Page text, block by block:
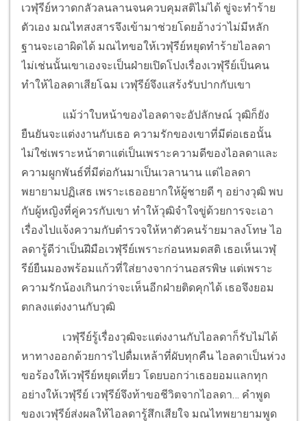
เวฬุรีย์หวาดกลัวลนลานจนควบคุมสติไม่ได้ ขู่จะทำร้าย
ตัวเอง มณไทสงสารจึงเข้ามาช่วยโดยอ้างว่าไม่มีหลัก
ฐานจะเอาผิดได้ มณไทขอให้เวฬุรีย์หยุดทำร้ายไอลดา
ไม่เช่นนั้นเขาเองจะเป็นฝ่ายเปิดโปงเรื่องเวฬุรีย์เป็นคน
ทำให้ไอลดาเสียโฉม เวฬุรีย์จึงแสร้งรับปากกับเขา
แม้ว่าใบหน้าของไอลดาจะอัปลักษณ์ วุฒิก็ยัง
ยืนยันจะแต่งงานกับเธอ ความรักของเขาที่มีต่อเธอนั้น
ไม่ใช่เพราะหน้าตาแต่เป็นเพราะความดีของไอลดาและ
ความผูกพันธ์ที่มีต่อกันมาเป็นเวลานาน แต่ไอลดา
พยายามปฏิเสธ เพราะเธออยากให้ผู้ชายดี ๆ อย่างวุฒิ พบ
กับผู้หญิงที่คู่ควรกับเขา ทำให้วุฒิจำใจขู่ด้วยการจะเอา
เรื่องไปแจ้งความกับตำรวจให้หาตัวคนร้ายมาลงโทษ ไอ
ลดารู้ดีว่าเป็นฝีมือเวฬุรีย์เพราะก่อนหมดสติ เธอเห็นเวฬุ
รีย์ยืนมองพร้อมแก้วที่ใส่ยางจากว่านอสรพิษ แต่เพราะ
ความรักน้องเกินกว่าจะเห็นอีกฝ่ายติดคุกได้ เธอจึงยอม
ตกลงแต่งงานกับวุฒิ
เวฬุรีย์รู้เรื่องวุฒิจะแต่งงานกับไอลดาก็รับไม่ได้
หาทางออกด้วยการไปดื่มเหล้าที่ผับทุกคืน ไอลดาเป็นห่วง
ขอร้องให้เวฬุรีย์หยุดเที่ยว โดยบอกว่าเธอยอมแลกทุก
อย่างให้เวฬุรีย์ เวฬุรีย์จึงท้าขอชีวิตจากไอลดา… คำพูด
ของเวฬุรีย์ส่งผลให้ไอลดารู้สึกเสียใจ มณไทพยายามพูด